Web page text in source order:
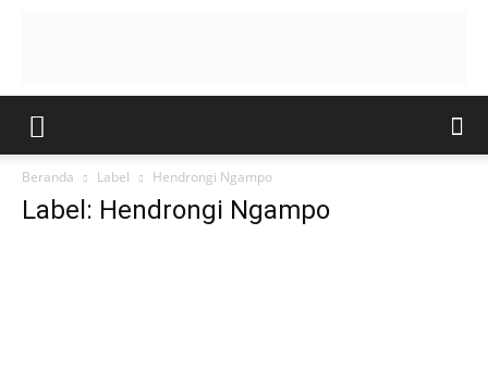
Beranda Label Hendrongi Ngampo
Label: Hendrongi Ngampo